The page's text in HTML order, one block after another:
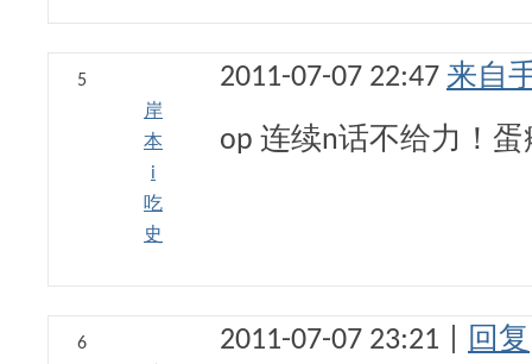
5
岸
本
i
吃
史
2011-07-07 22:47 来自
op 连续n话不给力！
6
2011-07-07 23:21 | 回复